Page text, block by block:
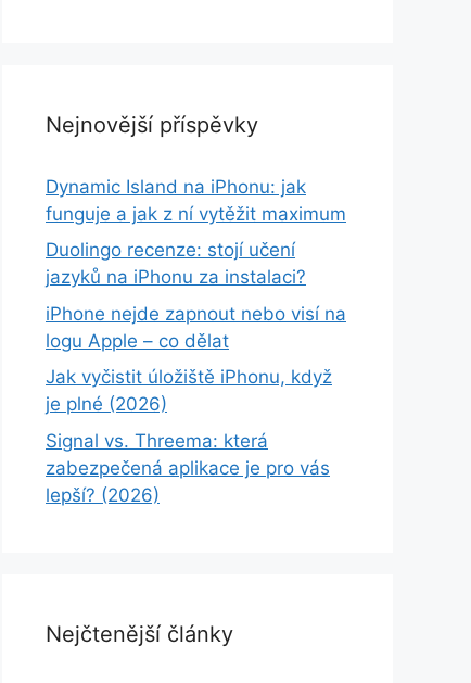
Nejnovější příspěvky
Dynamic Island na iPhonu: jak
funguje a jak z ní vytěžit maximum
Duolingo recenze: stojí učení
jazyků na iPhonu za instalaci?
iPhone nejde zapnout nebo visí na
logu Apple – co dělat
Jak vyčistit úložiště iPhonu, když
je plné (2026)
Signal vs. Threema: která
zabezpečená aplikace je pro vás
lepší? (2026)
Nejčtenější články